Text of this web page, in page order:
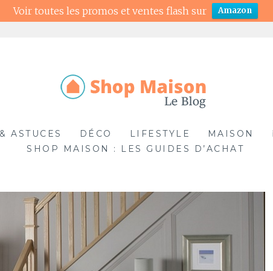
Voir toutes les promos et ventes flash sur Amazon
ASTUCES DÉCO LIFESTYLE MAISON
SHOP MAISON : LES GUIDES D’ACHAT